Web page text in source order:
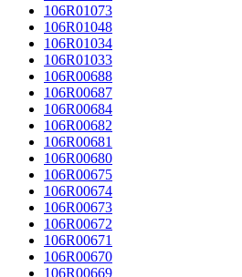
106R01073
106R01048
106R01034
106R01033
106R00688
106R00687
106R00684
106R00682
106R00681
106R00680
106R00675
106R00674
106R00673
106R00672
106R00671
106R00670
106R00669